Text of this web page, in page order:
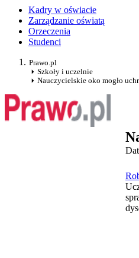
Kadry w oświacie
Zarządzanie oświatą
Orzeczenia
Studenci
Prawo.pl
Szkoły i uczelnie
Nauczycielskie oko mogło